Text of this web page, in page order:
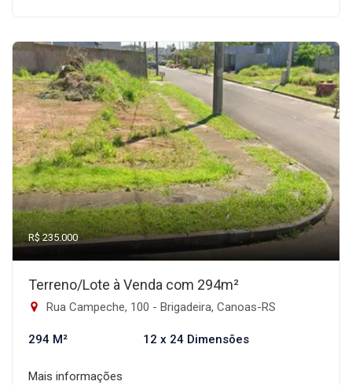
R$ 235.000
Terreno/Lote à Venda com 294m²
Rua Campeche, 100 - Brigadeira, Canoas-RS
294 M² 12 x 24 Dimensões
Mais informações